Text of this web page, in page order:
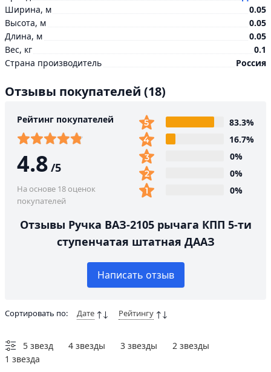
Ширина, м
0.05
Высота, м
0.05
Длина, м
0.05
Вес, кг
0.1
Страна производитель
Россия
Отзывы покупателей (18)
Рейтинг покупателей
4.8 /5
На основе 18 оценок
покупателей
83.3%
16.7%
0%
0%
0%
Отзывы Ручка ВАЗ-2105 рычага КПП 5-ти
ступенчатая штатная ДААЗ
Написать отзыв
Сортировать по: Дате Рейтингу
5 звезд 4 звезды 3 звезды
2 звезды
1 звезда